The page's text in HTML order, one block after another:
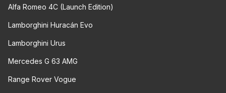
Alfa Romeo 4C (Launch Edition)
Lamborghini Huracán Evo
Lamborghini Urus
Mercedes G 63 AMG
Range Rover Vogue